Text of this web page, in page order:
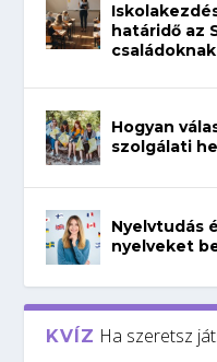
határidő az
családoknak
Hogyan
szolgálati
Nyelvtudás
nyelveket
KVÍZ Ha szeretsz